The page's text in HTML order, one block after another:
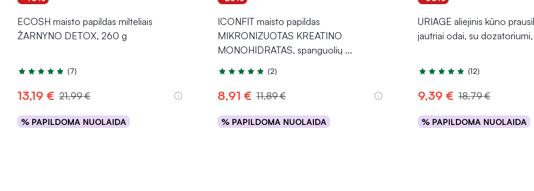
ECOSH maisto papildas milteliais
ŽARNYNO DETOX, 260 g
Įvertinimas 4.7 iš 5
(7)
13,19 € 21,99 €
% PAPILDOMA NUOLAIDA
Į krepšelį
ICONFIT maisto papildas
MIKRONIZUOTAS KREATINO
MONOHIDRATAS, spanguolių ...
Įvertinimas 5.0 iš 5
(2)
8,91 € 11,89 €
% PAPILDOMA NUOLAIDA
Į krepšelį
URIAGE aliejinis kūno
jautriai odai, su
Įvertinimas 4.9 iš 5
(12)
9,39 € 18,79 €
% PAPILDOMA NUOLAIDA
Į krepšelį